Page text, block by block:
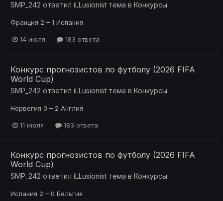
SMP_242 ответил iLLusionist тема в Конкурсы
Франция 2 – 1 Испания
14 июля 183 ответа
Конкурс прогнозистов по футболу (2026 FIFA
World Cup)
SMP_242 ответил iLLusionist тема в Конкурсы
Норвегия 0 – 2 Англия
11 июля 183 ответа
Конкурс прогнозистов по футболу (2026 FIFA
World Cup)
SMP_242 ответил iLLusionist тема в Конкурсы
Испания 2 – 0 Бельгия